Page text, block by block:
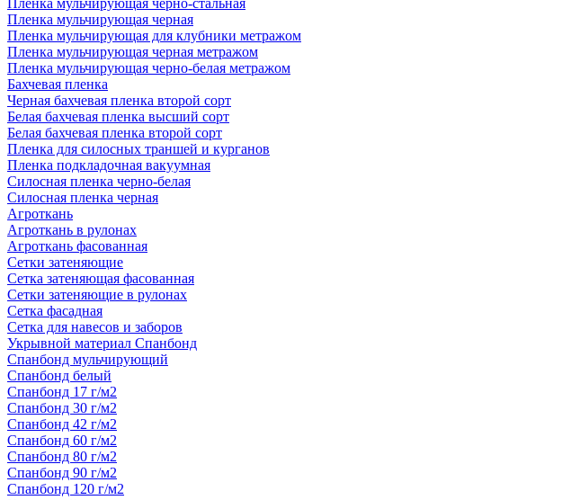
Пленка мульчирующая черно-стальная
Пленка мульчирующая черная
Пленка мульчирующая для клубники метражом
Пленка мульчирующая черная метражом
Пленка мульчирующая черно-белая метражом
Бахчевая пленка
Черная бахчевая пленка второй сорт
Белая бахчевая пленка высший сорт
Белая бахчевая пленка второй сорт
Пленка для силосных траншей и курганов
Пленка подкладочная вакуумная
Силосная пленка черно-белая
Силосная пленка черная
Агроткань
Агроткань в рулонах
Агроткань фасованная
Сетки затеняющие
Сетка затеняющая фасованная
Сетки затеняющие в рулонах
Сетка фасадная
Сетка для навесов и заборов
Укрывной материал Спанбонд
Спанбонд мульчирующий
Спанбонд белый
Спанбонд 17 г/м2
Спанбонд 30 г/м2
Спанбонд 42 г/м2
Спанбонд 60 г/м2
Спанбонд 80 г/м2
Спанбонд 90 г/м2
Спанбонд 120 г/м2